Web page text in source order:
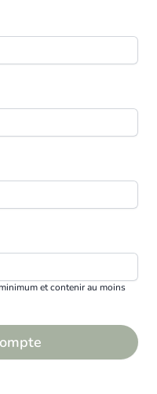
et contenir au moins